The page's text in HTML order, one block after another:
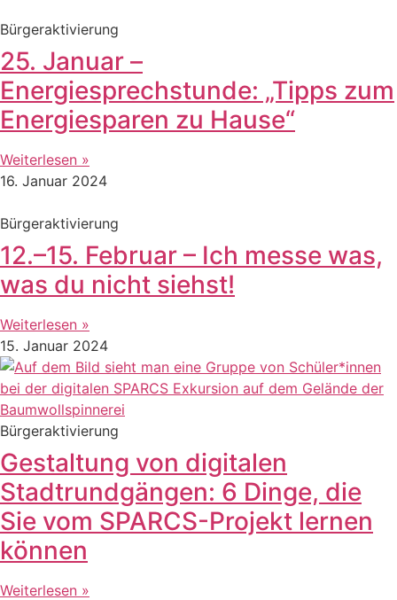
Bürgeraktivierung
25. Januar –
Energiesprechstunde: „Tipps zum
Energiesparen zu Hause“
Weiterlesen »
16. Januar 2024
Bürgeraktivierung
12.–15. Februar – Ich messe was,
was du nicht siehst!
Weiterlesen »
15. Januar 2024
Bürgeraktivierung
Gestaltung von digitalen
Stadtrundgängen: 6 Dinge, die
Sie vom SPARCS-Projekt lernen
können
Weiterlesen »